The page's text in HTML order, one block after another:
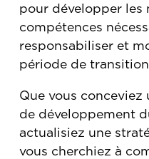
pour développer les
compétences
responsabiliser et
période de
Que vous
de développement
actualisiez une
vous cherchiez à